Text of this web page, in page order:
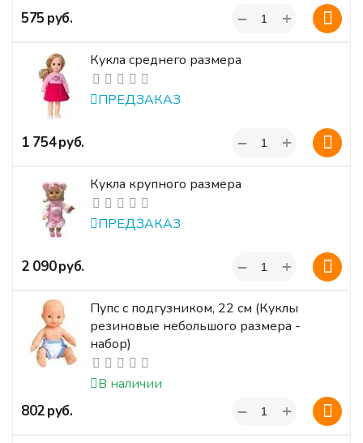
‍575‍ руб. +
−
Кукла среднего размера
ПРЕДЗАКАЗ
‍1 754‍руб. +
−
Кукла крупного размера
ПРЕДЗАКАЗ
‍2 090‍руб. +
−
Пупс с подгузником, 22 см (Куклы
резиновые небольшого размера -
набор)
В наличии
‍802‍руб. +
−